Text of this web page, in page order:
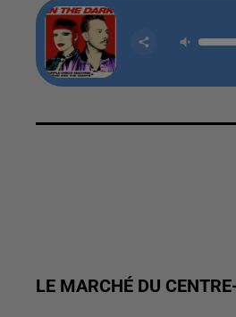
LE MARCHÉ DU